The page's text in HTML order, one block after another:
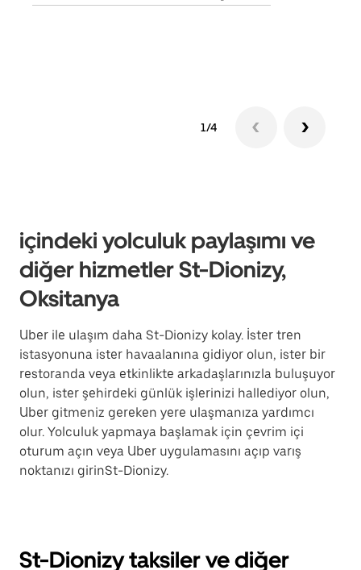
1/4
içindeki yolculuk paylaşımı ve
diğer hizmetler St-Dionizy,
Oksitanya
Uber ile ulaşım daha St-Dionizy kolay. İster tren
istasyonuna ister havaalanına gidiyor olun, ister bir
restoranda veya etkinlikte arkadaşlarınızla buluşuyor
olun, ister şehirdeki günlük işlerinizi hallediyor olun,
Uber gitmeniz gereken yere ulaşmanıza yardımcı
olur. Yolculuk yapmaya başlamak için çevrim içi
oturum açın veya Uber uygulamasını açıp varış
noktanızı girinSt-Dionizy.
St-Dionizy taksiler ve diğer